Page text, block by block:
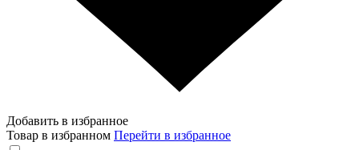
Добавить в избранное
Товар в избранном Перейти в избранное